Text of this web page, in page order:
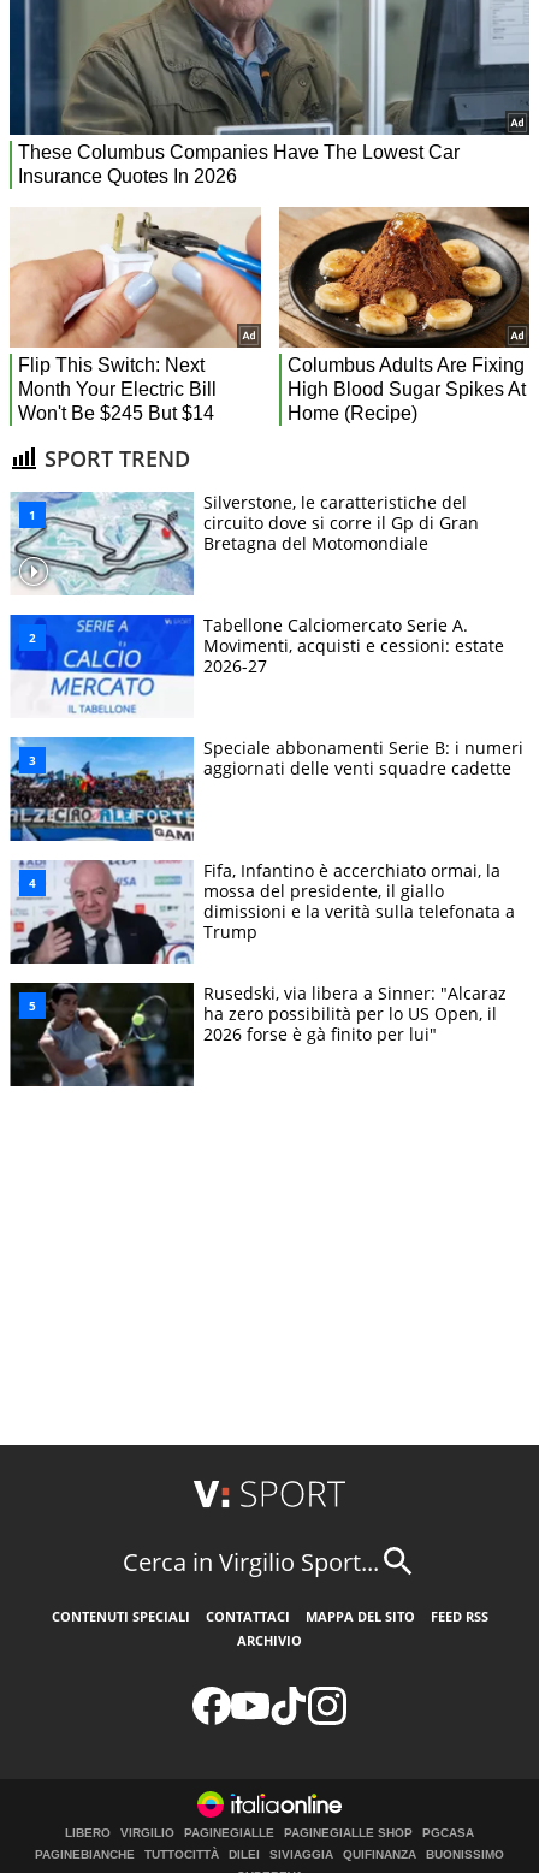
SPORT TREND
Silverstone, le caratteristiche del
circuito dove si corre il Gp di Gran
Bretagna del Motomondiale
Tabellone Calciomercato Serie A.
Movimenti, acquisti e cessioni: estate
2026-27
Speciale abbonamenti Serie B: i numeri
aggiornati delle venti squadre cadette
Fifa, Infantino è accerchiato ormai, la
mossa del presidente, il giallo
dimissioni e la verità sulla telefonata a
Trump
Rusedski, via libera a Sinner: "Alcaraz
ha zero possibilità per lo US Open, il
2026 forse è gà finito per lui"
Cerca in Virgilio Sport...
CONTENUTI SPECIALI CONTATTACI MAPPA DEL SITO
FEED RSS
ARCHIVIO
LIBERO VIRGILIO PAGINEGIALLE PAGINEGIALLE SHOP
PGCASA
PAGINEBIANCHE
TUTTOCITTÀ DILEI SIVIAGGIA QUIFINANZA
BUONISSIMO